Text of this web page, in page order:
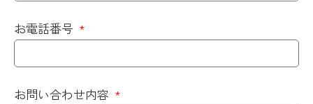
お電話番号
お問い合わせ内容